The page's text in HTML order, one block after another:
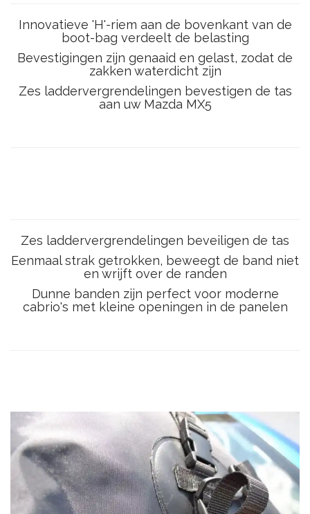
Innovatieve 'H'-riem aan de bovenkant van de
boot-bag verdeelt de belasting
Bevestigingen zijn genaaid en gelast, zodat de
zakken waterdicht zijn
Zes laddervergrendelingen bevestigen de tas
aan uw Mazda MX5
Zes laddervergrendelingen beveiligen de tas
Eenmaal strak getrokken, beweegt de band niet
en wrijft over de randen
Dunne banden zijn perfect voor moderne
cabrio's met kleine openingen in de panelen